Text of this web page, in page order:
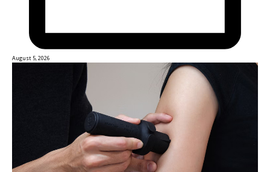
August 5, 2026